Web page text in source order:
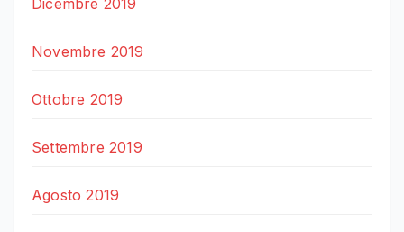
Dicembre 2019
Novembre 2019
Ottobre 2019
Settembre 2019
Agosto 2019